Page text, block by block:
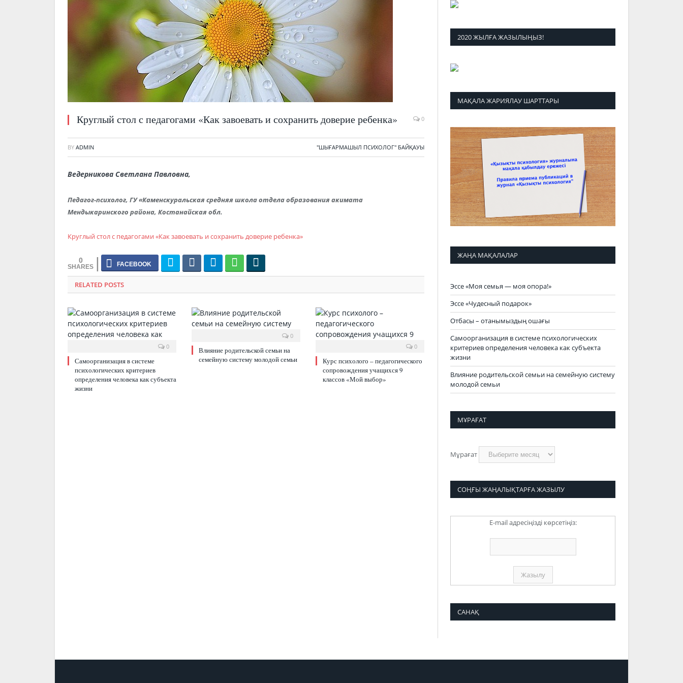
Круглый стол с педагогами «Как завоевать и сохранить доверие ребенка» 0
BY ADMIN "ШЫҒАРМАШЫЛ ПСИХОЛОГ" БАЙҚАУЫ
Ведерникова Светлана Павловна,
Педагог-психолог, ГУ «Каменскуральская средняя школа отдела образования акимата
Мендыкаринского района, Костанайская обл.
Круглый стол с педагогами «Как завоевать и сохранить доверие ребенка»
0
RELATED POSTS
0
Самоорганизация в системе
психологических критериев
определения человека как субъекта
жизни
0
Влияние родительской семьи на
семейную систему молодой семьи
0
Курс психолого – педагогического
сопровождения учащихся 9
классов «Мой выбор»
2020 ЖЫЛҒА ЖАЗЫЛЫҢЫЗ!
МАҚАЛА ЖАРИЯЛАУ ШАРТТАРЫ
ЖАҢА МАҚАЛАЛАР
Эссе «Моя семья — моя опора!»
Эссе «Чудесный подарок»
Отбасы – отанымыздың ошағы
Самоорганизация в системе психологических
критериев определения человека как субъекта
жизни
Влияние родительской семьи на семейную систему
молодой семьи
МҰРАҒАТ
Мұрағат
СОҢҒЫ ЖАҢАЛЫҚТАРҒА ЖАЗЫЛУ
E-mail адресіңізді көрсетіңіз:
САНАҚ